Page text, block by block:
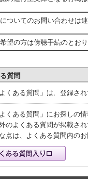
ついてのお問い合わせは
望の方は傍聴手続のとお
質問
よくある質問」は、登録され
よくある質問」にお探しの
外のよくある質問が掲載さ
点は、よくある質問内の